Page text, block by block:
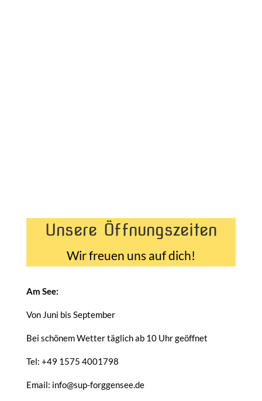
Unsere Öffnungszeiten
Wir freuen uns auf dich!
Am See:
Von Juni bis September
Bei schönem Wetter täglich ab 10 Uhr geöffnet
Tel: +49 1575 4001798
Email: info@sup-forggensee.de